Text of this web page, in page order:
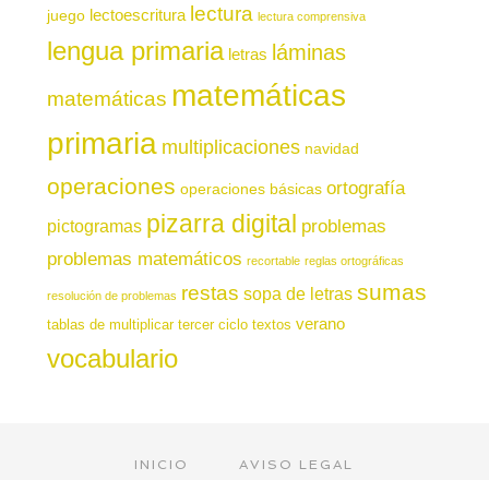
juego lectoescritura lectura lectura comprensiva
lengua primaria letras láminas
matemáticas matemáticas
primaria multiplicaciones navidad
operaciones operaciones básicas ortografía
pictogramas pizarra digital problemas
problemas matemáticos recortable reglas ortográficas
resolución de problemas restas sopa de letras sumas
tablas de multiplicar tercer ciclo textos verano
vocabulario
INICIO AVISO LEGAL